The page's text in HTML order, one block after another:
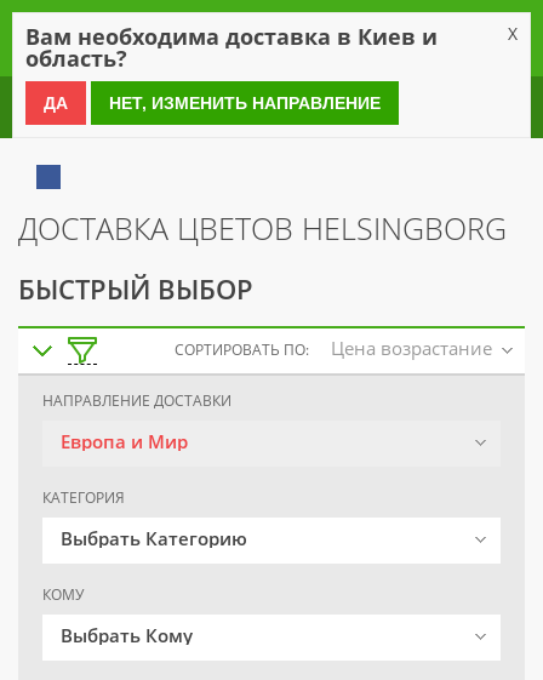
0 800 21 54 55
ДОСТАВКА ЦВЕТОВ HELSINGBORG
БЫСТРЫЙ ВЫБОР
СОРТИРОВАТЬ ПО: Цена возрастание
НАПРАВЛЕНИЕ ДОСТАВКИ
Европа и Мир
КАТЕГОРИЯ
Выбрать Категорию
КОМУ
Выбрать Кому
Вам необходима доставка в Киев и
область?
X
ДА НЕТ, ИЗМЕНИТЬ НАПРАВЛЕНИЕ